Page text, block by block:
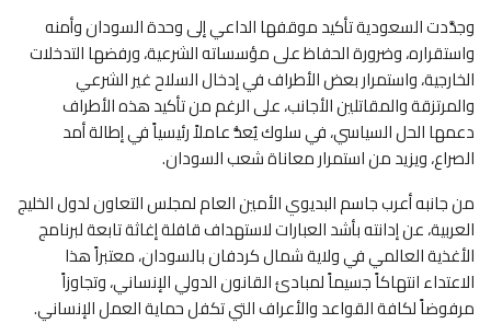
وجدَّدت السعودية تأكيد موقفها الداعي إلى وحدة السودان وأمنه
واستقراره، وضرورة الحفاظ على مؤسساته الشرعية، ورفضها التدخلات
الخارجية، واستمرار بعض الأطراف في إدخال السلاح غير الشرعي
والمرتزقة والمقاتلين الأجانب، على الرغم من تأكيد هذه الأطراف
دعمها الحل السياسي، في سلوك يُعدُّ عاملاً رئيسياً في إطالة أمد
الصراع، ويزيد من استمرار معاناة شعب السودان.
من جانبه أعرب جاسم البديوي الأمين العام لمجلس التعاون لدول الخليج
العربية، عن إدانته بأشد العبارات لاستهداف قافلة إغاثة تابعة لبرنامج
الأغذية العالمي في ولاية شمال كردفان بالسودان، معتبراً هذا
الاعتداء انتهاكاً جسيماً لمبادئ القانون الدولي الإنساني، وتجاوزاً
مرفوضاً لكافة القواعد والأعراف التي تكفل حماية العمل الإنساني.